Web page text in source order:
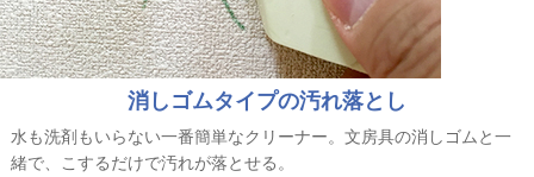
消しゴムタイプの汚れ落とし
水も洗剤もいらない一番簡単なクリーナー。文房具の消しゴムと一
緒で、こするだけで汚れが落とせる。
2026年 4月 29日
5分でできる!人工大理石シン
クのコーティング
2026年 3月 6日
エキスパンドメタルの取り
付け・固定方法【賃貸OK】